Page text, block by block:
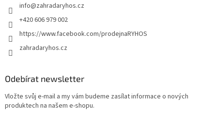
info@zahradaryhos.cz
+420 606 979 002
https://www.facebook.com/prodejnaRYHOS
zahradaryhos.cz
Odebírat newsletter
Vložte svůj e-mail a my vám budeme zasílat informace o nových
produktech na našem e-shopu.